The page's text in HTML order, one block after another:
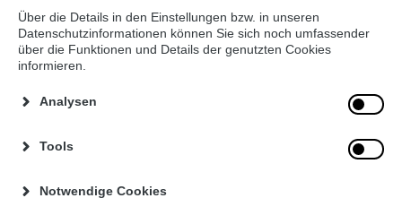
Lionora
Saporetti
Regionalität
Unsere Leistungen
Referenzen
Softwarelösungen
Mobil App
System
Über die Details in den Einstellungen bzw. in unseren
Datenschutzinformationen können Sie sich noch umfassender
über die Funktionen und Details der genutzten Cookies
informieren.
Analysen
Tools
Notwendige Cookies